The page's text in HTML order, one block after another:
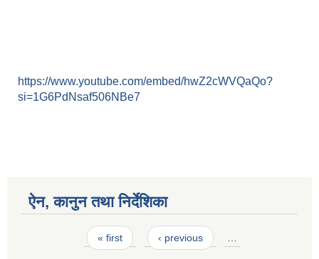
https://www.youtube.com/embed/hwZ2cWVQaQo?
si=1G6PdNsaf506NBe7
ऐन, कानुन तथा निर्देशिका
« first ‹ previous